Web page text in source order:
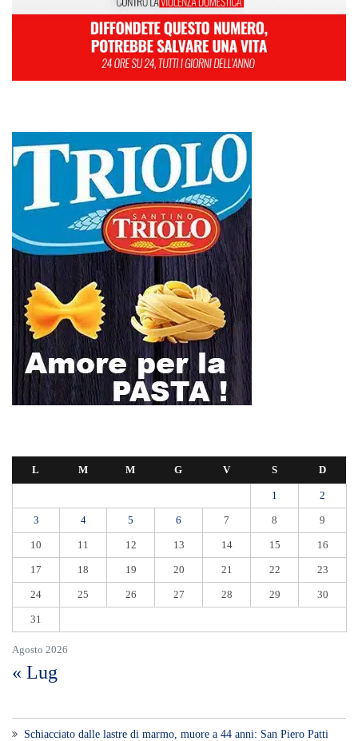
Agosto 2026
L M M G V S D
1 2
3 4 5 6 7 8 9
10 11 12 13 14 15 16
17 18 19 20 21 22 23
24 25 26 27 28 29 30
31
« Lug
Schiacciato dalle lastre di marmo, muore a 44 anni: San Piero Patti